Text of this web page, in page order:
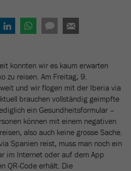
konnten wir es kaum erwarten
zu reisen. Am Freitag, 9.
und wir flogen mit der Iberia via
brauchen vollständig geimpfte
ein Gesundheitsformular –
können mit einem negativen
also auch keine grosse Sache.
Spanien reist, muss man noch ein
im Internet oder auf dem App
QR-Code erhält. Die